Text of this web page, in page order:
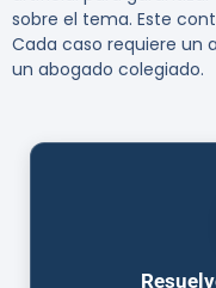
sobre el tema. Este
Cada caso requiere un
un abogado colegiado.